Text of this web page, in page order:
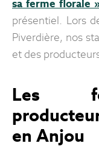
sa ferme florale
présentiel. Lors
Piverdière, nos
et des
Les
en Anjou